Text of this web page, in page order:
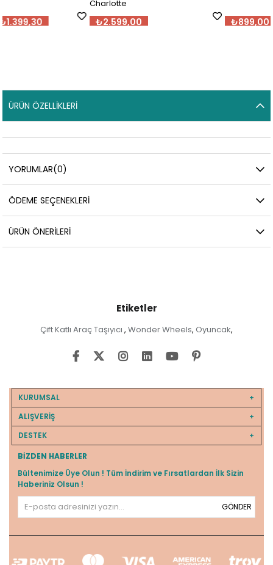
₺2.599,00
ÜRÜN ÖZELLIKLERI
YORUMLAR(0)
ÖDEME SEÇENEKLERI
ÜRÜN ÖNERILERI
Etiketler
Çift Katlı Araç Taşıyıcı , Wonder Wheels, Oyuncak,
KURUMSAL
ALIŞVERİŞ
DESTEK
BIZDEN HABERLER
Bültenimize Üye Olun ! Tüm İndirim ve Fırsatlardan İlk Sizin
Haberiniz Olsun !
GÖNDER